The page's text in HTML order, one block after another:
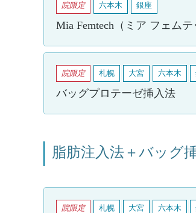
院限定 六本木 銀座
Mia Femtech（ミア フェムテ
院限定 札幌 大宮 六本木
バッグプロテーゼ挿入法
脂肪注入法＋バッグ
院限定 札幌 大宮 六本木